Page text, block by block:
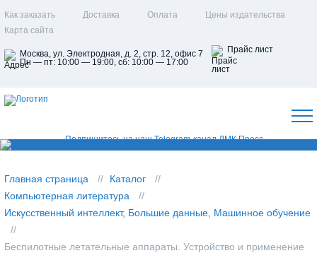
Как заказать Доставка Оплата
Цены издательства
Карта сайта
Москва, ул. Электродная, д. 2, стр. 12, офис 7
Пн — пт: 10:00 — 19:00, сб: 10:00 — 17:00
Прайс лист
Главная страница
Каталог
Компьютерная литература
Искусственный интеллект, Большие данные, Машинное обучение
Беспилотные летательные аппараты. Устройство и применение